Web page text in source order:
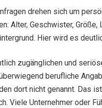
drehen sich um
Alter, Geschwister,
Hier wird es
zugänglichen und
berufliche
dort nicht genannt. Das
Viele Unternehmer oder